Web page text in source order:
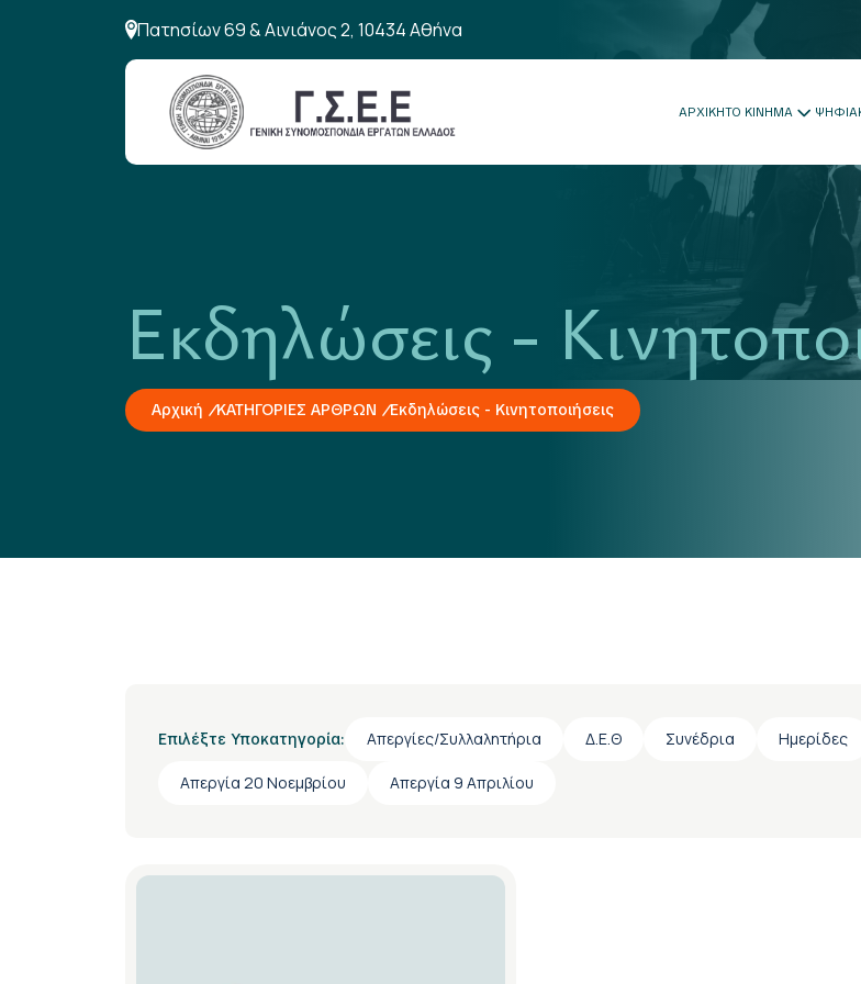
Πατησίων 69 & Αινιάνος 2, 10434 Αθήνα
ΑΡΧΙΚΗΤΟ ΚΙΝΗΜΑ
Εκδηλώσεις -
Αρχική ΚΑΤΗΓΟΡΙΕΣ ΑΡΘΡΩΝ Εκδηλώσεις - Κινητοποιήσεις
Επιλέξτε Υποκατηγορία: Απεργίες/Συλλαλητήρια Δ.Ε.Θ Συνέδρια Ημερίδες
Απεργία 20 Νοεμβρίου Απεργία 9 Απριλίου